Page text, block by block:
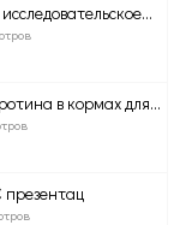
в кормах для...